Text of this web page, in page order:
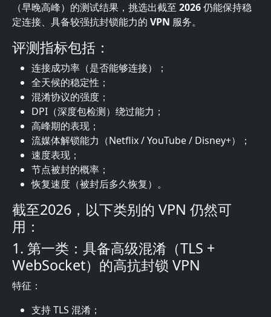
（早晚高峰）的测试结果，挑选出截至 2026仍能保持稳
定连接、具备较强抗封锁能力的 VPN 服务。
评测指标包括：
连接成功率（是否能够连接）；
全天候的稳定性；
混淆协议的强度；
DPI（深度包检测）绕过能力；
高峰期的表现；
流媒体解锁能力（Netflix / YouTube / Disney+）；
速度表现；
节点被封的概率；
恢复速度（被封后多久恢复）。
截至2026，以下类别的 VPN 仍然可
用：
1. 第一类：具备高级混淆（TLS +
WebSocket）的高抗封锁 VPN
特征：
支持 TLS 混淆；